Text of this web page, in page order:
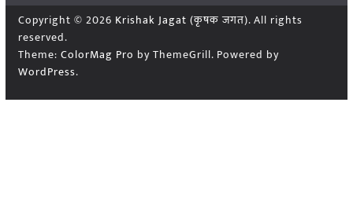
Copyright © 2026 Krishak Jagat (कृषक जगत). All rights
reserved.
Theme: ColorMag Pro by ThemeGrill. Powered by
WordPress.